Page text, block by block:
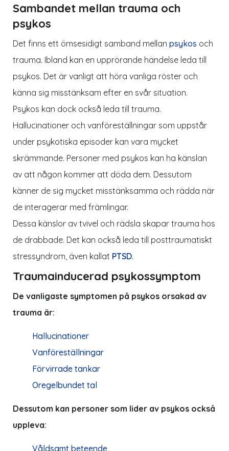
Sambandet mellan trauma och
psykos
Det finns ett ömsesidigt samband mellan psykos och
trauma. Ibland kan en upprörande händelse leda till
psykos. Det är vanligt att höra vanliga röster och
känna sig misstänksam efter en svår situation.
Psykos kan dock också leda till trauma.
Hallucinationer och vanföreställningar som uppstår
under psykotiska episoder kan vara mycket
skrämmande. Personer med psykos kan ha känslan
av att någon kommer att döda dem. Dessutom
känner de sig mycket misstänksamma och rädda när
de interagerar med främlingar.
Dessa känslor av tvivel och rädsla skapar trauma hos
de drabbade. Det kan också leda till posttraumatiskt
stressyndrom, även kallat PTSD.
Traumainducerad psykossymptom
De vanligaste symptomen på psykos orsakad av
trauma är:
Hallucinationer
Vanföreställningar
Förvirrade tankar
Oregelbundet tal
Dessutom kan personer som lider av psykos också
uppleva:
Våldsamt beteende